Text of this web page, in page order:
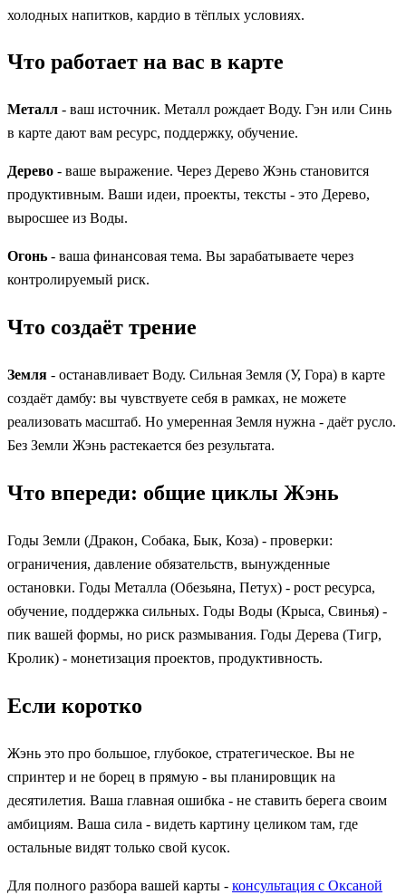
холодных напитков, кардио в тёплых условиях.
Что работает на вас в карте
Металл - ваш источник. Металл рождает Воду. Гэн или Синь
в карте дают вам ресурс, поддержку, обучение.
Дерево - ваше выражение. Через Дерево Жэнь становится
продуктивным. Ваши идеи, проекты, тексты - это Дерево,
выросшее из Воды.
Огонь - ваша финансовая тема. Вы зарабатываете через
контролируемый риск.
Что создаёт трение
Земля - останавливает Воду. Сильная Земля (У, Гора) в карте
создаёт дамбу: вы чувствуете себя в рамках, не можете
реализовать масштаб. Но умеренная Земля нужна - даёт русло.
Без Земли Жэнь растекается без результата.
Что впереди: общие циклы Жэнь
Годы Земли (Дракон, Собака, Бык, Коза) - проверки:
ограничения, давление обязательств, вынужденные
остановки. Годы Металла (Обезьяна, Петух) - рост ресурса,
обучение, поддержка сильных. Годы Воды (Крыса, Свинья) -
пик вашей формы, но риск размывания. Годы Дерева (Тигр,
Кролик) - монетизация проектов, продуктивность.
Если коротко
Жэнь это про большое, глубокое, стратегическое. Вы не
спринтер и не борец в прямую - вы планировщик на
десятилетия. Ваша главная ошибка - не ставить берега своим
амбициям. Ваша сила - видеть картину целиком там, где
остальные видят только свой кусок.
Для полного разбора вашей карты - консультация с Оксаной